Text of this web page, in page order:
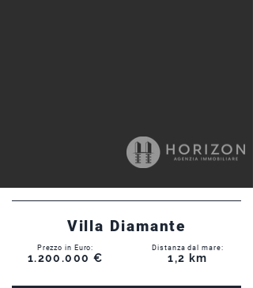
Villa Diamante
Prezzo in Euro:
1.200.000 €
Distanza dal mare:
1,2 km